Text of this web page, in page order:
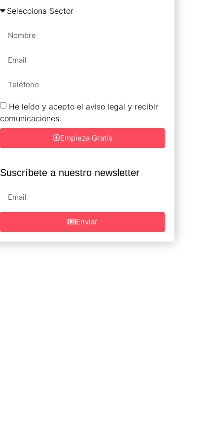
He leído y acepto el aviso legal y recibir
comunicaciones.
Empieza Gratis
Suscríbete a nuestro newsletter
Enviar